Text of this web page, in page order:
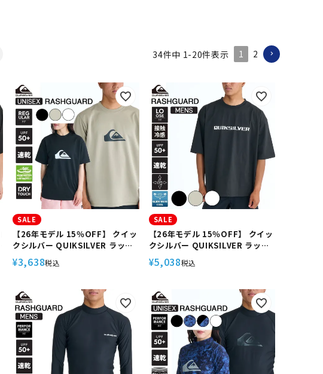
34件中 1-20件表示 1 2
SALE
【26年モデル 15％OFF】 クイッ
クシルバー QUIKSILVER ラッシ
ュガード メンズ 半袖 UPF50+ 速
乾 透けにくい レギュラーフィッ
サーフィン COMP LOGO SS
QLY261017
¥3,638税込
SALE
【26年モデル 15％OFF】 クイッ
クシルバー QUIKSILVER ラッシ
ュガード メンズ 半袖 UPF50+ 速
乾 接触冷感 ストレッチ ルーズフ
SIDED QSMW SS QLY261015
¥5,038税込